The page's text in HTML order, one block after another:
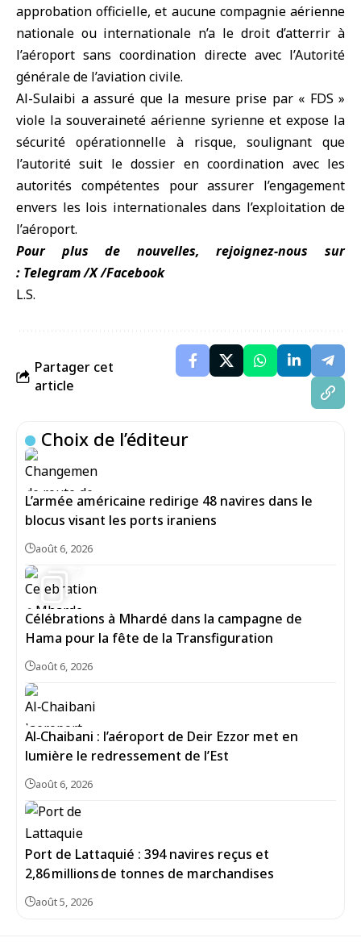
approbation officielle, et aucune compagnie aérienne
nationale ou internationale n’a le droit d’atterrir à
l’aéroport sans coordination directe avec l’Autorité
générale de l’aviation civile.
Al-Sulaibi a assuré que la mesure prise par « FDS »
viole la souveraineté aérienne syrienne et expose la
sécurité opérationnelle à risque, soulignant que
l’autorité suit le dossier en coordination avec les
autorités compétentes pour assurer l’engagement
envers les lois internationales dans l’exploitation de
l’aéroport.
Pour plus de nouvelles, rejoignez-nous sur
: Telegram/X/Facebook
L.S.
Partager cet
article
Choix de l’éditeur
L’armée américaine redirige 48 navires dans le
blocus visant les ports iraniens
août 6, 2026
Célébrations à Mhardé dans la campagne de
Hama pour la fête de la Transfiguration
août 6, 2026
Al‑Chaibani : l’aéroport de Deir Ezzor met en
lumière le redressement de l’Est
août 6, 2026
Port de Lattaquié : 394 navires reçus et
2,86 millions de tonnes de marchandises
août 5, 2026